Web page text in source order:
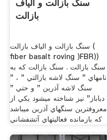
سنگ بازالت و الياف
بازالت
سنگ بازالت و الياف بازالت (
fiber basalt roving )FBR))
سنگ بازالت . سنگ بازالت كه به
نامهاي "‌ سنگ لاشه بازالتي " ، "
سنگ لاشه آذرين " و حتي "
دياباز" نيز شناخته ميشود يكي از
معروفترين سنگهاي آذرين ميباشد
كه بازمانده فعاليتهاي آتشفشاني